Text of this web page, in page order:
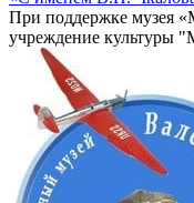
При поддержке музея
учреждение культуры